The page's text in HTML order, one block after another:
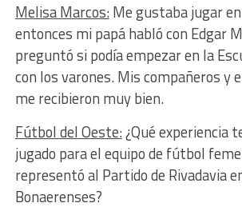
Melisa Marcos:Me gustaba jugar
entonces mi papá habló con Edgar
preguntó si podía empezar en la
con los varones. Mis compañeros y
me recibieron muy bien.
Fútbol del Oeste:¿Qué experiencia
jugado para el equipo de fútbol
representó al Partido de Rivadavia
Bonaerenses?